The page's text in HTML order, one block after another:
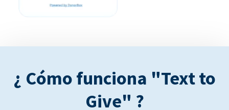
¿ Cómo funciona "Text to
Give" ?